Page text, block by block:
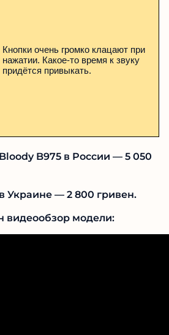
Кнопки очень громко клацают при
нажатии. Какое-то время к звуку
придётся привыкать.
B975 в России — 5 050
Украине — 2 800 гривен.
видеообзор модели: